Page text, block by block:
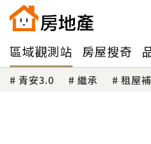
區域觀測站 房屋搜奇
青安3.0 繼承 租屋